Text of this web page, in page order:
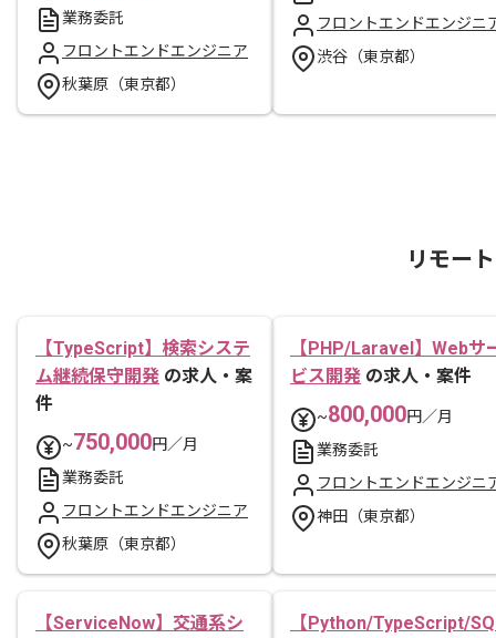
業務委託
フロントエンドエンジニア
秋葉原（東京都）
フロントエンドエンジニ
渋谷（東京都）
リモー
【TypeScript】検索システ
ム継続保守開発 の求人・案
件
~750,000円／月
業務委託
フロントエンドエンジニア
秋葉原（東京都）
【PHP/Laravel】Webサ
ビス開発 の求人・案件
~800,000円／月
業務委託
フロントエンドエンジニ
神田（東京都）
【ServiceNow】交通系シ
【Python/TypeScript/